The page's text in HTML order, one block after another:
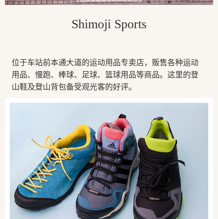
Shimoji Sports
位于车站前本通大道的运动用品专卖店，贩售各种运动
用品、慢跑、棒球、足球、篮球用品等商品。这里的登
山鞋及登山背包备受观光客的好评。